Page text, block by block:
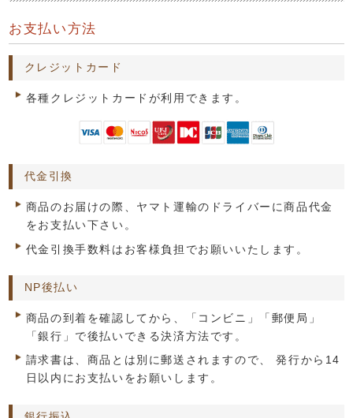
お支払い方法
クレジットカード
各種クレジットカードが利用できます。
代金引換
商品のお届けの際、ヤマト運輸のドライバーに商品代金
をお支払い下さい。
代金引換手数料はお客様負担でお願いいたします。
NP後払い
商品の到着を確認してから、「コンビニ」「郵便局」
「銀行」で後払いできる決済方法です。
請求書は、商品とは別に郵送されますので、 発行から14
日以内にお支払いをお願いします。